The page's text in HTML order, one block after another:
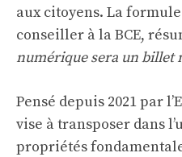
aux citoyens. La
conseiller à la BCE,
numérique sera un billet
Pensé depuis 2021 par
vise à transposer dans
propriétés